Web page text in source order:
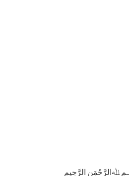
ﷲِالرَّحْمَنِ الرَّحِيم